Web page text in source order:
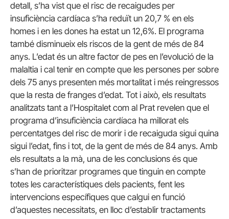
detall, s’ha vist que el risc de recaigudes per
insuficiència cardíaca s’ha reduït un 20,7 % en els
homes i en les dones ha estat un 12,6%. El programa
també disminueix els riscos de la gent de més de 84
anys. L’edat és un altre factor de pes en l’evolució de la
malaltia i cal tenir en compte que les persones per sobre
dels 75 anys presenten més mortalitat i més reingressos
que la resta de franges d’edat. Tot i això, els resultats
analitzats tant a l’Hospitalet com al Prat revelen que el
programa d’insuficiència cardíaca ha millorat els
percentatges del risc de morir i de recaiguda sigui quina
sigui l’edat, fins i tot, de la gent de més de 84 anys. Amb
els resultats a la mà, una de les conclusions és que
s’han de prioritzar programes que tinguin en compte
totes les característiques dels pacients, fent les
intervencions específiques que calgui en funció
d’aquestes necessitats, en lloc d’establir tractaments